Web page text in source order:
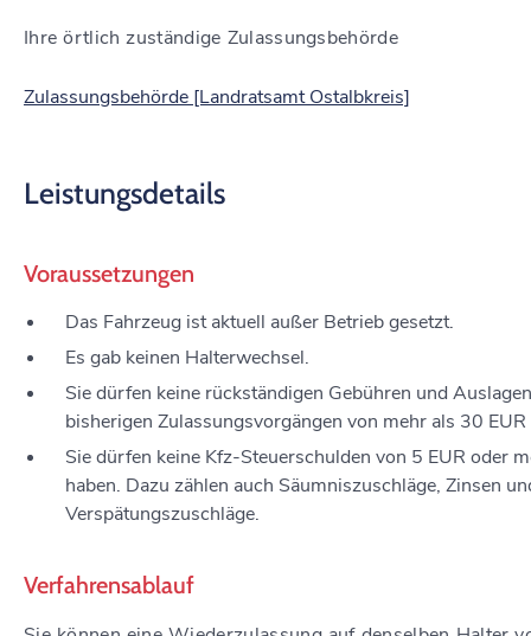
Ihre örtlich zuständige Zulassungsbehörde
Zulassungsbehörde [Landratsamt Ostalbkreis]
Leistungsdetails
Voraussetzungen
Das Fahrzeug ist aktuell außer Betrieb gesetzt.
Es gab keinen Halterwechsel.
Sie dürfen keine rückständigen Gebühren und
bisherigen Zulassungsvorgängen von mehr als 30 EUR
Sie dürfen keine Kfz-Steuerschulden von 5 EUR oder
haben. Dazu zählen auch Säumniszuschläge, Zinsen
Verspätungszuschläge.
Verfahrensablauf